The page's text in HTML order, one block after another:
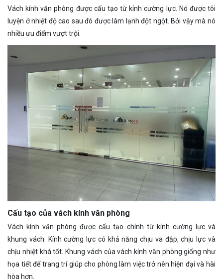
Vách kính văn phòng được cấu tạo từ kính cường lực. Nó được tôi
luyện ở nhiệt độ cao sau đó được làm lạnh đột ngột. Bởi vậy mà nó
nhiều ưu điểm vượt trội.
Cấu tạo của vách kính văn phòng
Vách kính văn phòng được cấu tạo chính từ kính cường lực và
khung vách. Kính cường lực có khả năng chịu va đập, chịu lực và
chịu nhiệt khá tốt. Khung vách của vách kính văn phòng giống như
họa tiết để trang trí giúp cho phòng làm việc trở nên hiện đại và hài
hòa hơn.